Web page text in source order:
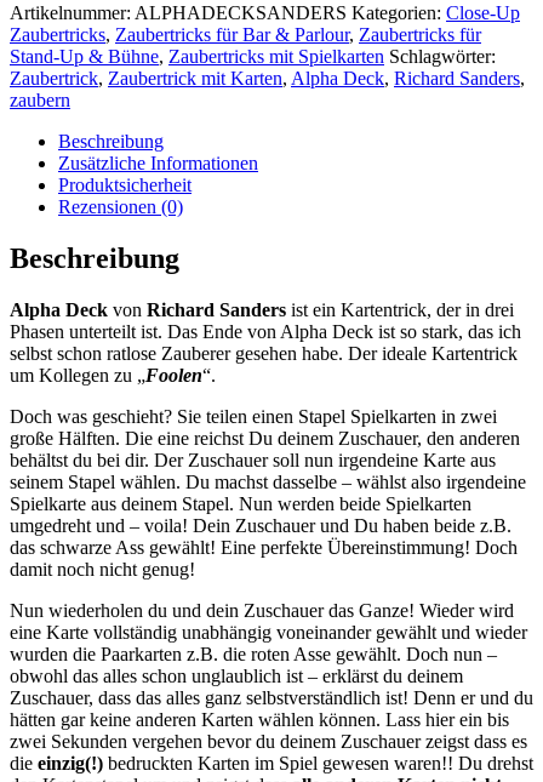
Artikelnummer: ALPHADECKSANDERS Kategorien: Close-Up
Zaubertricks, Zaubertricks für Bar & Parlour, Zaubertricks für
Stand-Up & Bühne, Zaubertricks mit Spielkarten Schlagwörter:
Zaubertrick, Zaubertrick mit Karten, Alpha Deck, Richard Sanders,
zaubern
Beschreibung
Zusätzliche Informationen
Produktsicherheit
Rezensionen (0)
Beschreibung
Alpha Deck von Richard Sanders ist ein Kartentrick, der in drei
Phasen unterteilt ist. Das Ende von Alpha Deck ist so stark, das ich
selbst schon ratlose Zauberer gesehen habe. Der ideale Kartentrick
um Kollegen zu „Foolen“.
Doch was geschieht? Sie teilen einen Stapel Spielkarten in zwei
große Hälften. Die eine reichst Du deinem Zuschauer, den anderen
behältst du bei dir. Der Zuschauer soll nun irgendeine Karte aus
seinem Stapel wählen. Du machst dasselbe – wählst also irgendeine
Spielkarte aus deinem Stapel. Nun werden beide Spielkarten
umgedreht und – voila! Dein Zuschauer und Du haben beide z.B.
das schwarze Ass gewählt! Eine perfekte Übereinstimmung! Doch
damit noch nicht genug!
Nun wiederholen du und dein Zuschauer das Ganze! Wieder wird
eine Karte vollständig unabhängig voneinander gewählt und wieder
wurden die Paarkarten z.B. die roten Asse gewählt. Doch nun –
obwohl das alles schon unglaublich ist – erklärst du deinem
Zuschauer, dass das alles ganz selbstverständlich ist! Denn er und du
hätten gar keine anderen Karten wählen können. Lass hier ein bis
zwei Sekunden vergehen bevor du deinem Zuschauer zeigst dass es
die einzig(!) bedruckten Karten im Spiel gewesen waren!! Du drehst